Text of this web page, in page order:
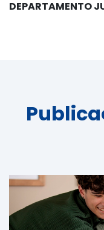
DEPARTAMENTO